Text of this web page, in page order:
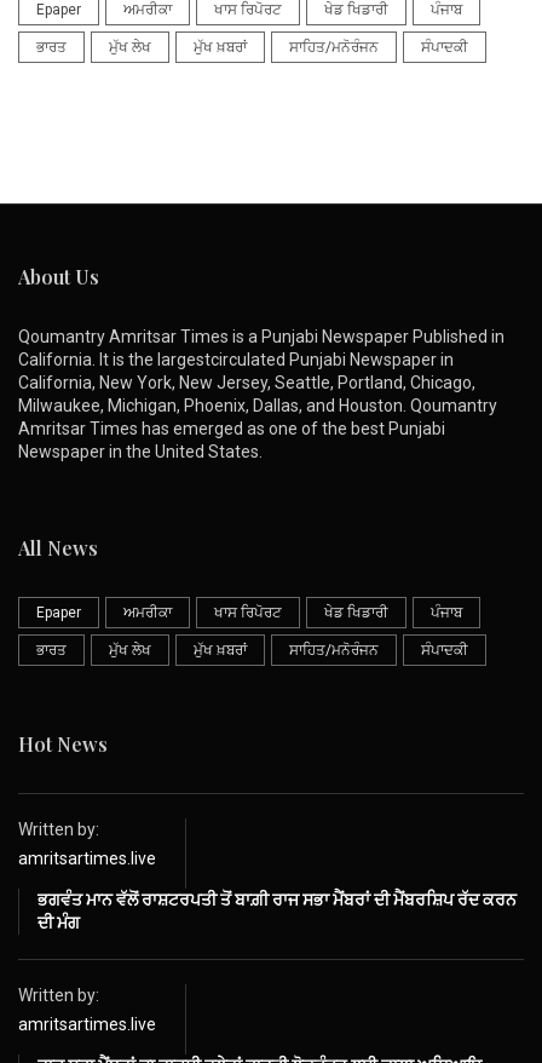
Epaper ਅਮਰੀਕਾ ਖਾਸ ਰਿਪੋਰਟ ਖੇਡ ਖਿਡਾਰੀ ਪੰਜਾਬ
ਭਾਰਤ ਮੁੱਖ ਲੇਖ ਮੁੱਖ ਖ਼ਬਰਾਂ ਸਾਹਿਤ/ਮਨੋਰੰਜਨ ਸੰਪਾਦਕੀ
About Us
Qoumantry Amritsar Times is a Punjabi Newspaper Published in
California. It is the largestcirculated Punjabi Newspaper in
California, New York, New Jersey, Seattle, Portland, Chicago,
Milwaukee, Michigan, Phoenix, Dallas, and Houston. Qoumantry
Amritsar Times has emerged as one of the best Punjabi
Newspaper in the United States.
All News
Epaper ਅਮਰੀਕਾ ਖਾਸ ਰਿਪੋਰਟ ਖੇਡ ਖਿਡਾਰੀ ਪੰਜਾਬ
ਭਾਰਤ ਮੁੱਖ ਲੇਖ ਮੁੱਖ ਖ਼ਬਰਾਂ ਸਾਹਿਤ/ਮਨੋਰੰਜਨ ਸੰਪਾਦਕੀ
Hot News
Written by:
amritsartimes.live
ਭਗਵੰਤ ਮਾਨ ਵੱਲੋਂ ਰਾਸ਼ਟਰਪਤੀ ਤੋਂ ਬਾਗ਼ੀ ਰਾਜ ਸਭਾ ਮੈਂਬਰਾਂ ਦੀ ਮੈਂਬਰਸ਼ਿਪ ਰੱਦ ਕਰਨ
ਦੀ ਮੰਗ
Written by:
amritsartimes.live